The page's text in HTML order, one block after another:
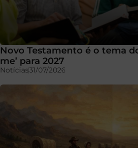
Novo Testamento é o tema
me’ para 2027
Notícias31/07/2026